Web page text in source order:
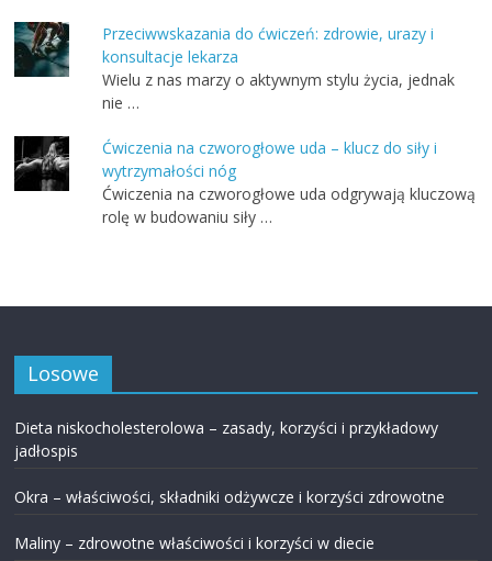
Przeciwwskazania do ćwiczeń: zdrowie, urazy i
konsultacje lekarza
Wielu z nas marzy o aktywnym stylu życia, jednak
nie …
Ćwiczenia na czworogłowe uda – klucz do siły i
wytrzymałości nóg
Ćwiczenia na czworogłowe uda odgrywają kluczową
rolę w budowaniu siły …
Losowe
Dieta niskocholesterolowa – zasady, korzyści i przykładowy
jadłospis
Okra – właściwości, składniki odżywcze i korzyści zdrowotne
Maliny – zdrowotne właściwości i korzyści w diecie